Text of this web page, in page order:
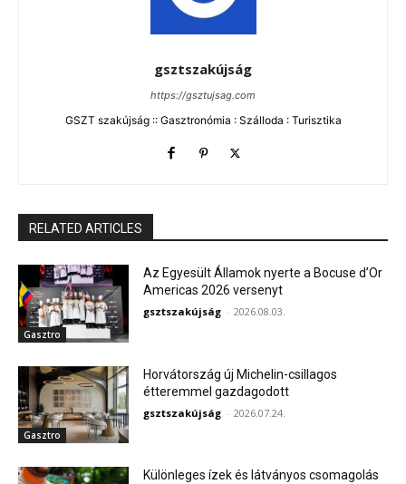
gsztszakújság
https://gsztujsag.com
GSZT szakújság :: Gasztronómia : Szálloda : Turisztika
RELATED ARTICLES
Gasztro
Az Egyesült Államok nyerte a Bocuse d’Or
Americas 2026 versenyt
gsztszakújság - 2026.08.03.
Gasztro
Horvátország új Michelin-csillagos
étteremmel gazdagodott
gsztszakújság - 2026.07.24.
Különleges ízek és látványos csomagolás